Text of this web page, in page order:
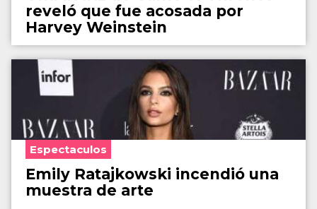
reveló que fue acosada por
Harvey Weinstein
Espectaculos
Emily Ratajkowski incendió una
muestra de arte